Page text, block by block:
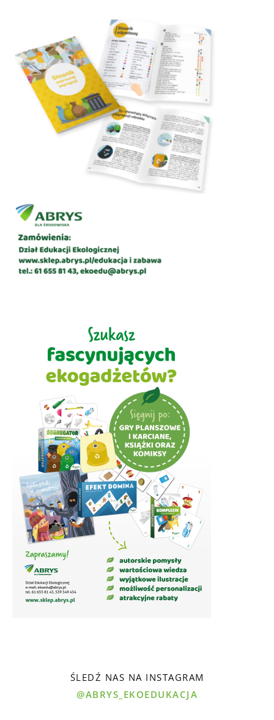
ŚLEDŹ NAS NA INSTAGRAM
@ABRYS_EKOEDUKACJA